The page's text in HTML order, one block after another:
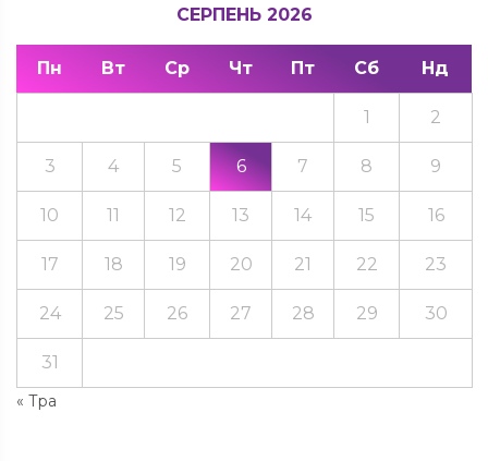
СЕРПЕНЬ 2026
Пн Вт Ср Чт Пт Сб Нд
« Тра
1 2
3 4 5 6 7 8 9
10 11 12 13 14 15 16
17 18 19 20 21 22 23
24 25 26 27 28 29 30
31